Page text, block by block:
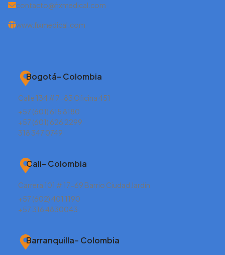
contacto@fixmedical.com
www.fixmedical.com
Bogotá– Colombia
Calle 134 # 7-83 Oficina 451
+57 (601) 615 8180
+57 (601) 626 2299
318 347 0749
Cali– Colombia
Carrera 101 # 17-69 Barrio Ciudad Jardín
+57 (602) 401 1190
+57 316 4830043
Barranquilla– Colombia